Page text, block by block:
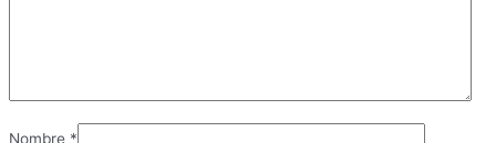
Nombre *